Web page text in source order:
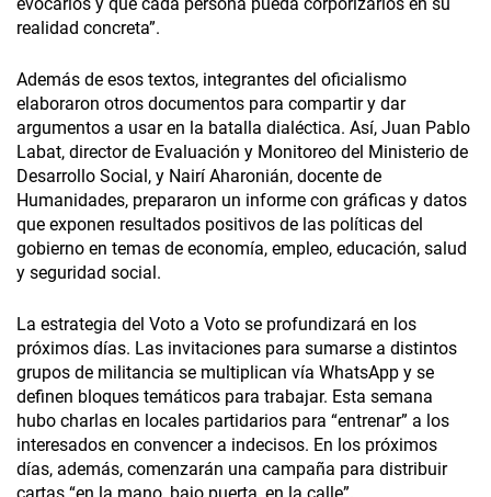
realidad concreta”.
Además de esos textos, integrantes del oficialismo
elaboraron otros documentos para compartir y dar
argumentos a usar en la batalla dialéctica. Así, Juan Pablo
Labat, director de Evaluación y Monitoreo del Ministerio de
Desarrollo Social, y Nairí Aharonián, docente de
Humanidades, prepararon un informe con gráficas y datos
que exponen resultados positivos de las políticas del
gobierno en temas de economía, empleo, educación, salud
y seguridad social.
La estrategia del Voto a Voto se profundizará en los
próximos días. Las invitaciones para sumarse a distintos
grupos de militancia se multiplican vía WhatsApp y se
definen bloques temáticos para trabajar. Esta semana
hubo charlas en locales partidarios para “entrenar” a los
interesados en convencer a indecisos. En los próximos
días, además, comenzarán una campaña para distribuir